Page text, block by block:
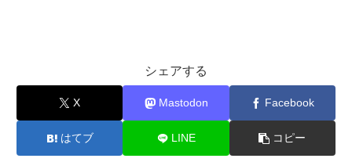
シェアする
X Mastodon Facebook
はてブ LINE コピー